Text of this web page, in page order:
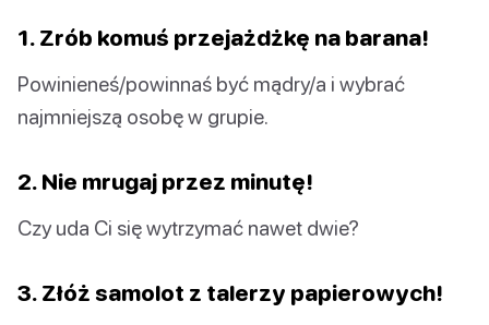
1. Zrób komuś przejażdżkę na barana!
Powinieneś/powinnaś być mądry/a i wybrać
najmniejszą osobę w grupie.
2. Nie mrugaj przez minutę!
Czy uda Ci się wytrzymać nawet dwie?
3. Złóż samolot z talerzy papierowych!